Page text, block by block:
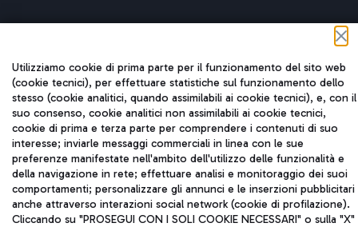
Aeroporti di Roma S.p.A. - Società soggetta a direzione e
coordinamento di Mundys S.p.A.
Codice fiscale e Registro delle Imprese di Roma 13032990155 P.
IVA 06572251004
Capitale sociale 62.224.743,00 int. vers.
Sede legale: Via Pier Paolo Racchetti 1 - 00054 Fiumicino (RM)
telefono +39 06 65951
Privacy policy
Note legali
Mappa sito
Accessibilità
Utilizziamo cookie di prima parte per il funzionamento del sito web
(cookie tecnici), per effettuare statistiche sul funzionamento dello
stesso (cookie analitici, quando assimilabili ai cookie tecnici), e, con il
suo consenso, cookie analitici non assimilabili ai cookie tecnici,
cookie di prima e terza parte per comprendere i contenuti di suo
interesse; inviarle messaggi commerciali in linea con le sue
preferenze manifestate nell'ambito dell'utilizzo delle funzionalità e
della navigazione in rete; effettuare analisi e monitoraggio dei suoi
comportamenti; personalizzare gli annunci e le inserzioni pubblicitari
anche attraverso interazioni social network (cookie di profilazione).
Cliccando su "PROSEGUI CON I SOLI COOKIE NECESSARI" o sulla "X"